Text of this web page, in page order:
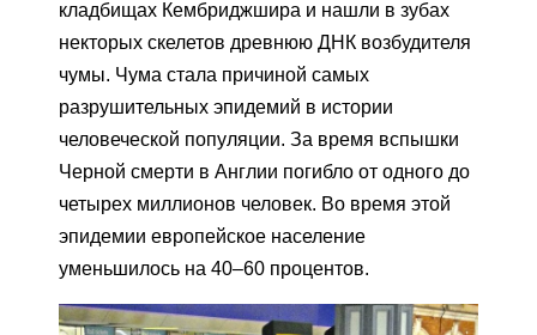
кладбищах Кембриджшира и нашли в зубах
некторых скелетов древнюю ДНК возбудителя
чумы. Чума стала причиной самых
разрушительных эпидемий в истории
человеческой популяции. За время вспышки
Черной смерти в Англии погибло от одного до
четырех миллионов человек. Во время этой
эпидемии европейское население
уменьшилось на 40–60 процентов.